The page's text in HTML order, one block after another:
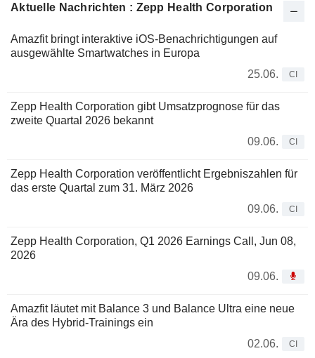
Aktuelle Nachrichten : Zepp Health Corporation
Amazfit bringt interaktive iOS-Benachrichtigungen auf
ausgewählte Smartwatches in Europa
25.06.
CI
Zepp Health Corporation gibt Umsatzprognose für das
zweite Quartal 2026 bekannt
09.06.
CI
Zepp Health Corporation veröffentlicht Ergebniszahlen für
das erste Quartal zum 31. März 2026
09.06.
CI
Zepp Health Corporation, Q1 2026 Earnings Call, Jun 08,
2026
09.06.
Amazfit läutet mit Balance 3 und Balance Ultra eine neue
Ära des Hybrid-Trainings ein
02.06.
CI